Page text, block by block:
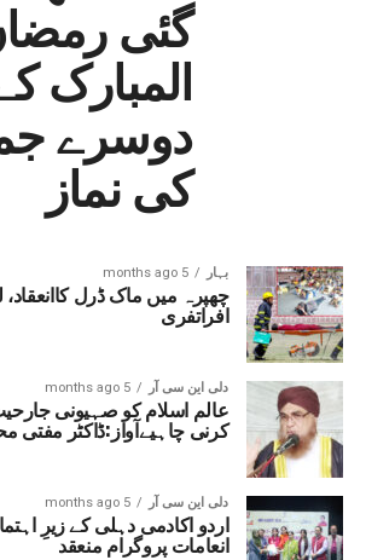
گئی
المبارک
دوسرے
کی نماز
بہار 5 months ago
چھپرہ میں ماک ڈرل
افراتفری
دلی این سی آر 5 months ago
عالم اسلام کو صہیونی
کرنی چاہیےآواز:ڈاکٹر مفتی
دلی این سی آر 5 months ago
اردو اکادمی دہلی کے زیرِ
انعامات پروگرام منعقد